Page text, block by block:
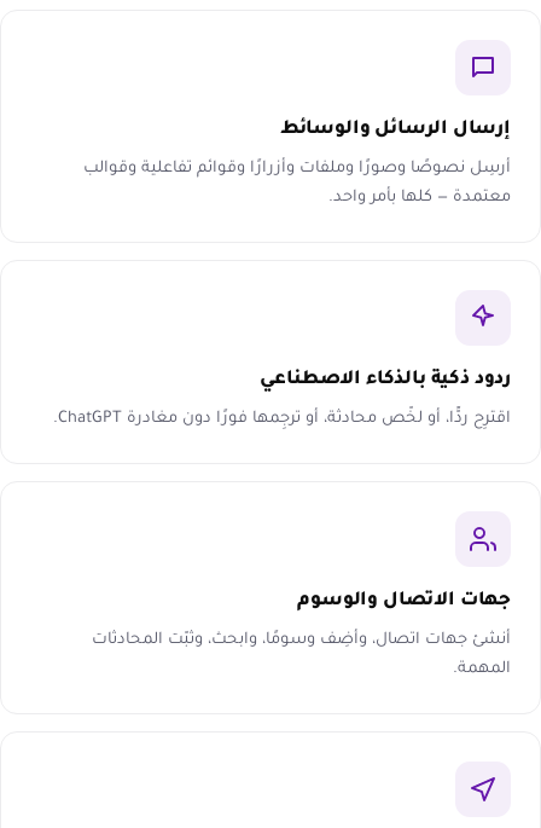
إرسال الرسائل والوسائط
أرسِل نصوصًا وصورًا وملفات وأزرارًا وقوائم تفاعلية وقوالب
معتمدة — كلها بأمر واحد.
ردود ذكية بالذكاء الاصطناعي
اقترِح ردًّا، أو لخّص محادثة، أو ترجِمها فورًا دون مغادرة ChatGPT.
جهات الاتصال والوسوم
أنشئ جهات اتصال، وأضِف وسومًا، وابحث، وثبّت المحادثات
المهمة.